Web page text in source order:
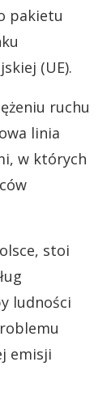
pakietu
(UE).
ruchu
linia
w których
stoi
ludności
emisji